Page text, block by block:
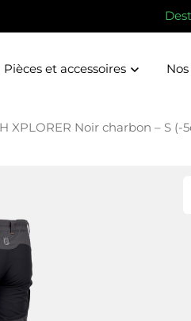
Pièces et accessoires
XPLORER Noir charbon – S (-